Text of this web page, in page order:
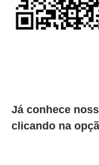
Já conhece
clicando na